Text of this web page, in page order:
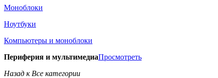
Моноблоки
Ноутбуки
Компьютеры и моноблоки
Периферия и мультимедиаПросмотреть
Назад к Все категории